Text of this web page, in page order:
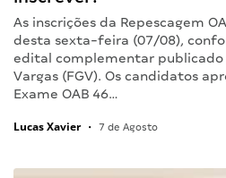
As inscrições da Repescagem
desta sexta-feira (07/08),
edital complementar publicado
Vargas (FGV). Os candidatos
Exame OAB 46…
Lucas Xavier • 7 de Agosto